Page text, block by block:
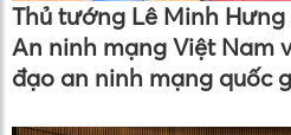
Thủ tướng Lê Minh
An ninh mạng Việt Nam
đạo an ninh mạng quốc